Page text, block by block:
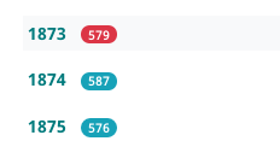
1873 579
1874 587
1875 576